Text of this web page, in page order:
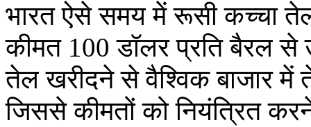
भारत ऐसे समय में रूसी कच्चा
कीमत 100 डॉलर प्रति बैरल से
तेल खरीदने से वैश्विक बाजार
जिससे कीमतों को नियंत्रित